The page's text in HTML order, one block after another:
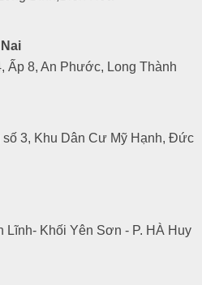
Ấp 8, An Phước, Long Thành
3, Khu Dân Cư Mỹ Hạnh, Đức
Lĩnh- Khối Yên Sơn - P. HÀ Huy